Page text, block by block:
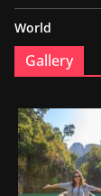
World
Gallery